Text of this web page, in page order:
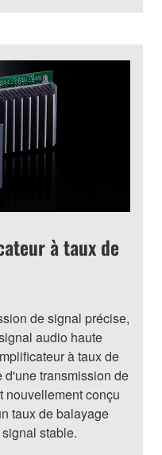
à taux de
de signal précise,
audio haute
à taux de
transmission de
nouvellement conçu
taux de balayage
stable.